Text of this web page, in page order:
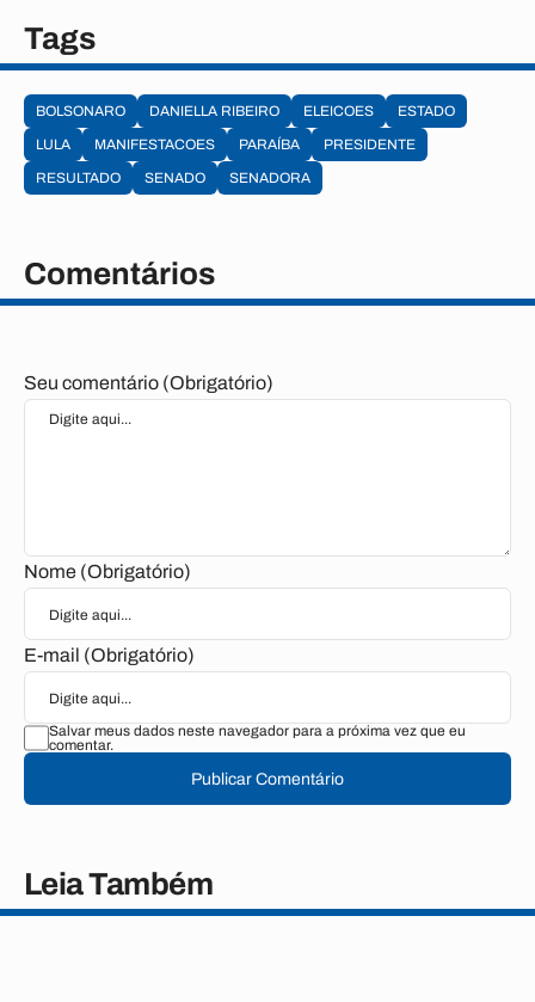
Tags
BOLSONARO DANIELLA RIBEIRO ELEICOES
ESTADO
LULA
MANIFESTACOES PARAÍBA
PRESIDENTE
RESULTADO
SENADO SENADORA
Comentários
Seu comentário (Obrigatório)
Nome (Obrigatório)
E-mail (Obrigatório)
Salvar meus dados neste navegador para a próxima vez que eu
comentar.
Publicar Comentário
Leia Também